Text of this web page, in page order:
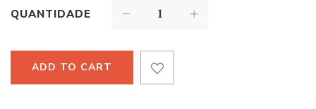
QUANTIDADE
ADD TO CART